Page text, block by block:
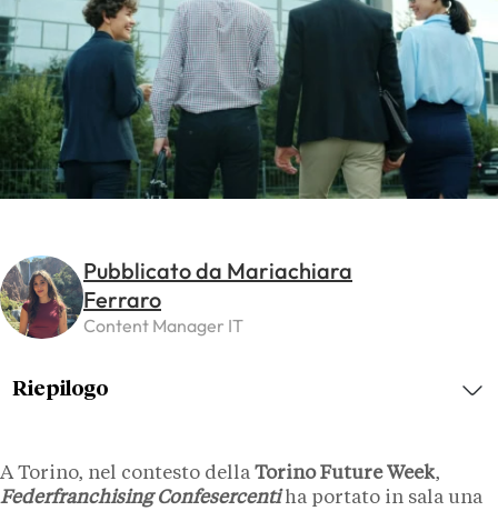
Pubblicato da Mariachiara
Ferraro
Content Manager IT
A Torino, nel contesto della Torino Future Week,
Federfranchising Confesercenti ha portato in sala una
Riepilogo